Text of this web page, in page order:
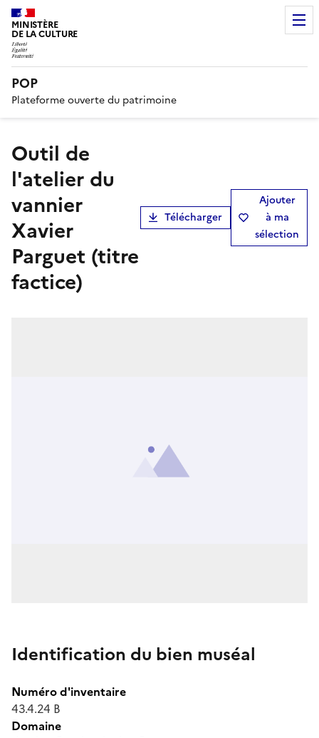
MINISTÈRE
DE LA CULTURE
POP
Plateforme ouverte du patrimoine
Outil de
l'atelier du
vannier
Xavier
Parguet (titre
factice)
Télécharger
Ajouter
à ma
sélection
Identification du bien muséal
Numéro d'inventaire
43.4.24 B
Domaine